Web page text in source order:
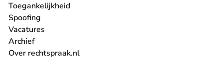
Toegankelijkheid
Spoofing
Vacatures
- U verlaat Rechtspraak.nl
Archief
Over rechtspraak.nl